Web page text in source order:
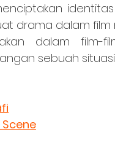
drama dalam film
dalam film-
sebuah